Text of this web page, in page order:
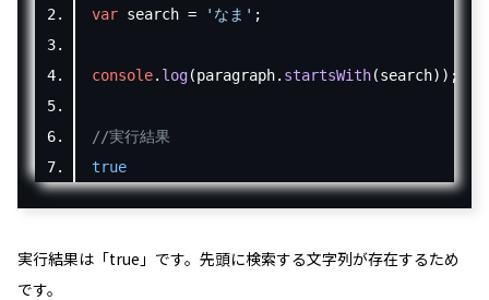
var search = 'なま' ;
console. log(paragraph. startsWith(search));
//実行結果
true
実行結果は「true 」です。先頭に検索する文字列が存在するため
です。